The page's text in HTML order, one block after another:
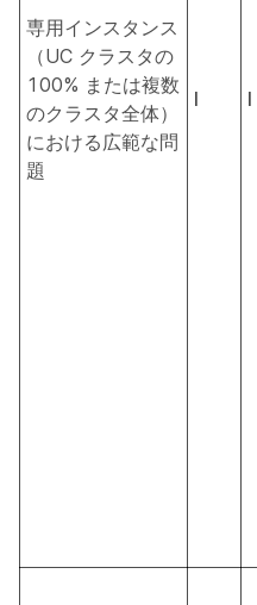
専用インスタンス
（UC クラスタの
100% または複数
のクラスタ全体）
における広範な問
題
I I